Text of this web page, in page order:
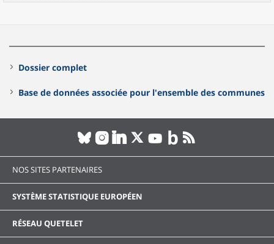
Dossier complet
Base de données associée pour l'ensemble des communes
NOS SITES PARTENAIRES
SYSTÈME STATISTIQUE EUROPÉEN
RÉSEAU QUETELET